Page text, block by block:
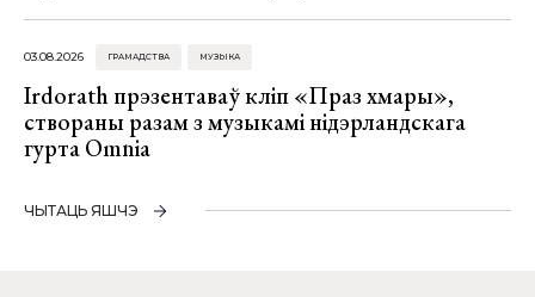
03.08.2026 ГРАМАДСТВА МУЗЫКА
Irdorath прэзентаваў кліп «Праз хмары»,
створаны разам з музыкамі нідэрландскага
гурта Omnia
ЧЫТАЦЬ ЯШЧЭ